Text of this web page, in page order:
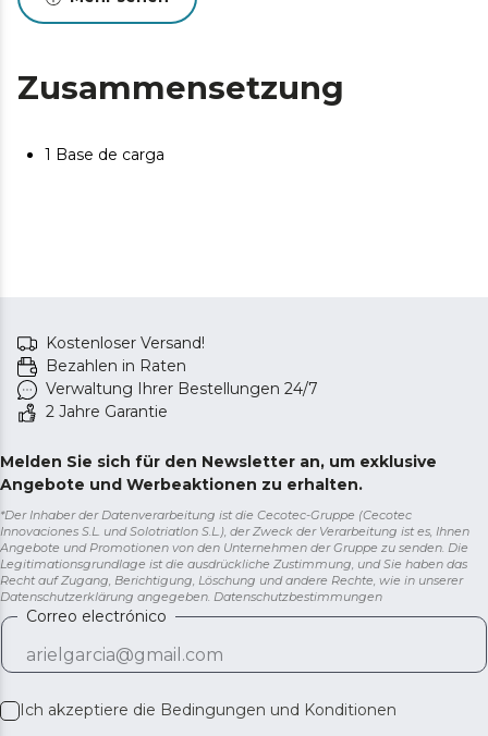
Zusammensetzung
1 Base de carga
Kostenloser Versand!
Bezahlen in Raten
Verwaltung Ihrer Bestellungen 24/7
2 Jahre Garantie
Melden Sie sich für den Newsletter an, um exklusive
Angebote und Werbeaktionen zu erhalten.
*Der Inhaber der Datenverarbeitung ist die Cecotec-Gruppe (Cecotec
Innovaciones S.L. und Solotriatlon S.L.), der Zweck der Verarbeitung ist es, Ihnen
Angebote und Promotionen von den Unternehmen der Gruppe zu senden. Die
Legitimationsgrundlage ist die ausdrückliche Zustimmung, und Sie haben das
Recht auf Zugang, Berichtigung, Löschung und andere Rechte, wie in unserer
Datenschutzerklärung angegeben. Datenschutzbestimmungen
Correo electrónico
Ich akzeptiere die Bedingungen und Konditionen